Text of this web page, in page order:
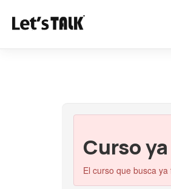
Curso
El curso que busca ya